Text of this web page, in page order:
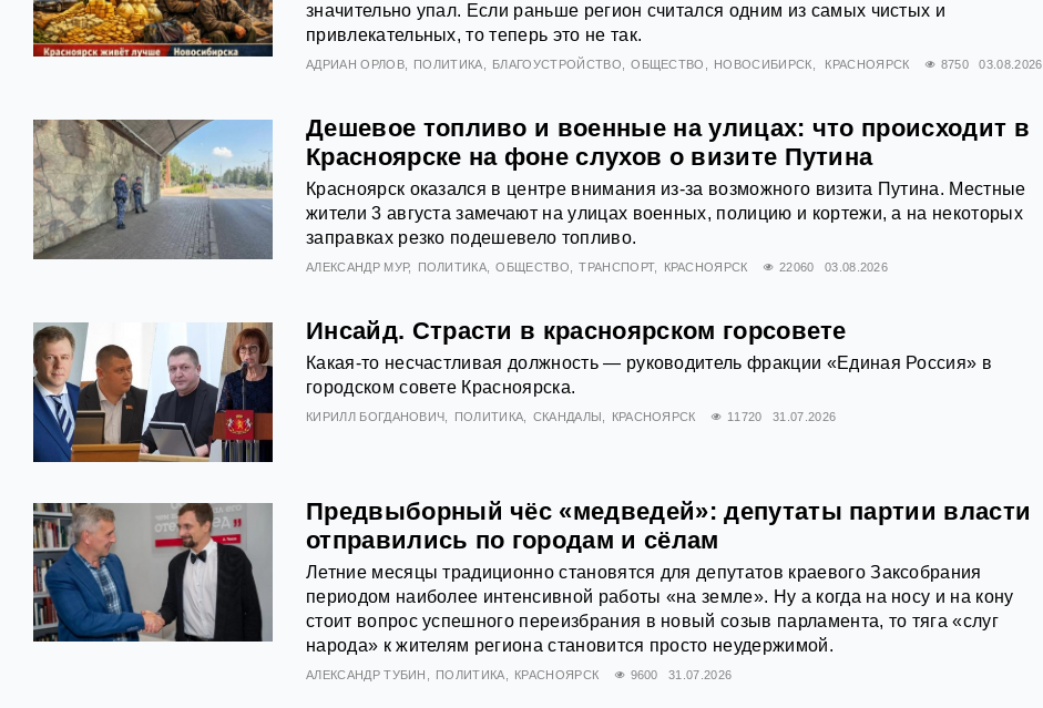
значительно упал. Если раньше регион считался одним из самых чистых и
привлекательных, то теперь это не так.
АДРИАН ОРЛОВ ПОЛИТИКА БЛАГОУСТРОЙСТВО ОБЩЕСТВО НОВОСИБИРСК КРАСНОЯРСК 8750 03.08.2026
Дешевое топливо и военные на улицах: что происходит в
Красноярске на фоне слухов о визите Путина
Красноярск оказался в центре внимания из-за возможного визита Путина. Местные
жители 3 августа замечают на улицах военных, полицию и кортежи, а на некоторых
заправках резко подешевело топливо.
АЛЕКСАНДР МУР ПОЛИТИКА ОБЩЕСТВО ТРАНСПОРТ КРАСНОЯРСК 22060 03.08.2026
Инсайд. Страсти в красноярском горсовете
Какая-то несчастливая должность — руководитель фракции «Единая Россия» в
городском совете Красноярска.
КИРИЛЛ БОГДАНОВИЧ ПОЛИТИКА СКАНДАЛЫ КРАСНОЯРСК 11720 31.07.2026
Предвыборный чёс «медведей»: депутаты партии власти
отправились по городам и сёлам
Летние месяцы традиционно становятся для депутатов краевого Заксобрания
периодом наиболее интенсивной работы «на земле». Ну а когда на носу и на кону
стоит вопрос успешного переизбрания в новый созыв парламента, то тяга «слуг
народа» к жителям региона становится просто неудержимой.
АЛЕКСАНДР ТУБИН ПОЛИТИКА КРАСНОЯРСК 9600 31.07.2026